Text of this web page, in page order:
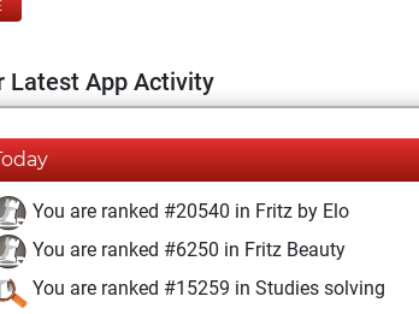
Latest App Activity
You are ranked #20540 in Fritz by Elo
You are ranked #6250 in Fritz Beauty
You are ranked #15259 in Studies solving